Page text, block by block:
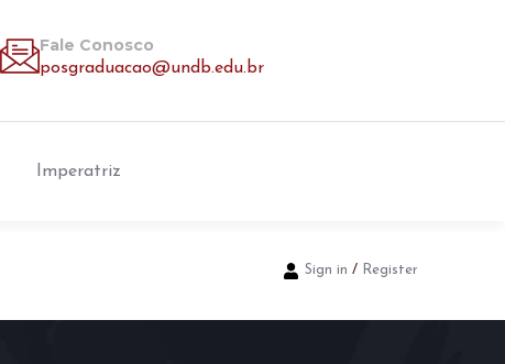
Fale Conosco
posgraduacao@undb.edu.br
Imperatriz
Sign in / Register